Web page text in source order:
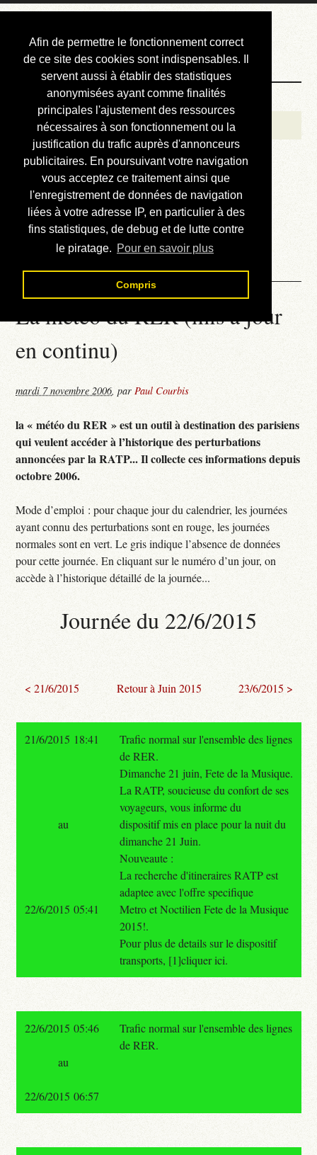
Afin de permettre le fonctionnement correct
de ce site des cookies sont indispensables. Il
servent aussi à établir des statistiques
anonymisées ayant comme finalités
principales l'ajustement des ressources
nécessaires à son fonctionnement ou la
justification du trafic auprès d'annonceurs
publicitaires. En poursuivant votre navigation
vous acceptez ce traitement ainsi que
l'enregistrement de données de navigation
liées à votre adresse IP, en particulier à des
fins statistiques, de debug et de lutte contre
le piratage. Pour en savoir plus
Compris
Courbis, « LE »
Blog Officiel
Bienvenue
Réalisations
Divers (et d’été)
Annonces
Liens externes
Téléchargement
Contact
La météo du RER (mis à jour
en continu)
mardi 7 novembre 2006,parPaul Courbis
la « météo du RER » est un outil à destination des parisiens
qui veulent accéder à l’historique des perturbations
annoncées par la RATP... Il collecte ces informations depuis
octobre 2006.
Mode d’emploi : pour chaque jour du calendrier, les journées
ayant connu des perturbations sont en rouge, les journées
normales sont en vert. Le gris indique l’absence de données
pour cette journée. En cliquant sur le numéro d’un jour, on
accède à l’historique détaillé de la journée...
Journée du 22/6/2015
< 21/6/2015 Retour à Juin 2015 23/6/2015 >
21/6/2015 18:41
Trafic normal sur l'ensemble des lignes
de RER.
Dimanche 21 juin, Fete de la Musique.
La RATP, soucieuse du confort de ses
voyageurs, vous informe du
dispositif mis en place pour la nuit du
dimanche 21 Juin.
Nouveaute :
La recherche d'itineraires RATP est
adaptee avec l'offre specifique
Metro et Noctilien Fete de la Musique
2015!.
Pour plus de details sur le dispositif
transports, [1]cliquer ici.
au
22/6/2015 05:41
22/6/2015 05:46
Trafic normal sur l'ensemble des lignes
de RER.
au
22/6/2015 06:57